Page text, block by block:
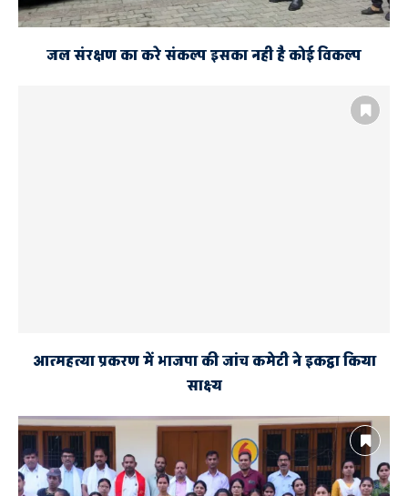
जल संरक्षण का करे संकल्प इसका नही है कोई विकल्प
आत्महत्या प्रकरण में भाजपा की जांच कमेटी ने इकट्ठा किया
साक्ष्य